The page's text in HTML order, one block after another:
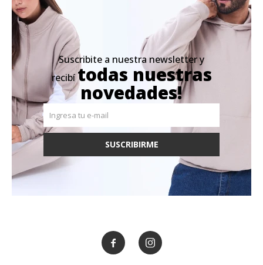
Suscribite a nuestra newsletter y
recibítodas nuestras
novedades!
SUSCRIBIRME
 